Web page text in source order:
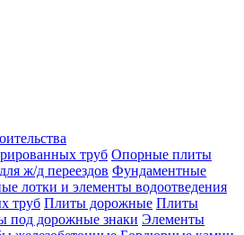
труб Опорные плиты
ж/д переездов Фундаментные
лотки и элементы водоотведения
труб Плиты дорожные Плиты
под дорожные знаки Элементы